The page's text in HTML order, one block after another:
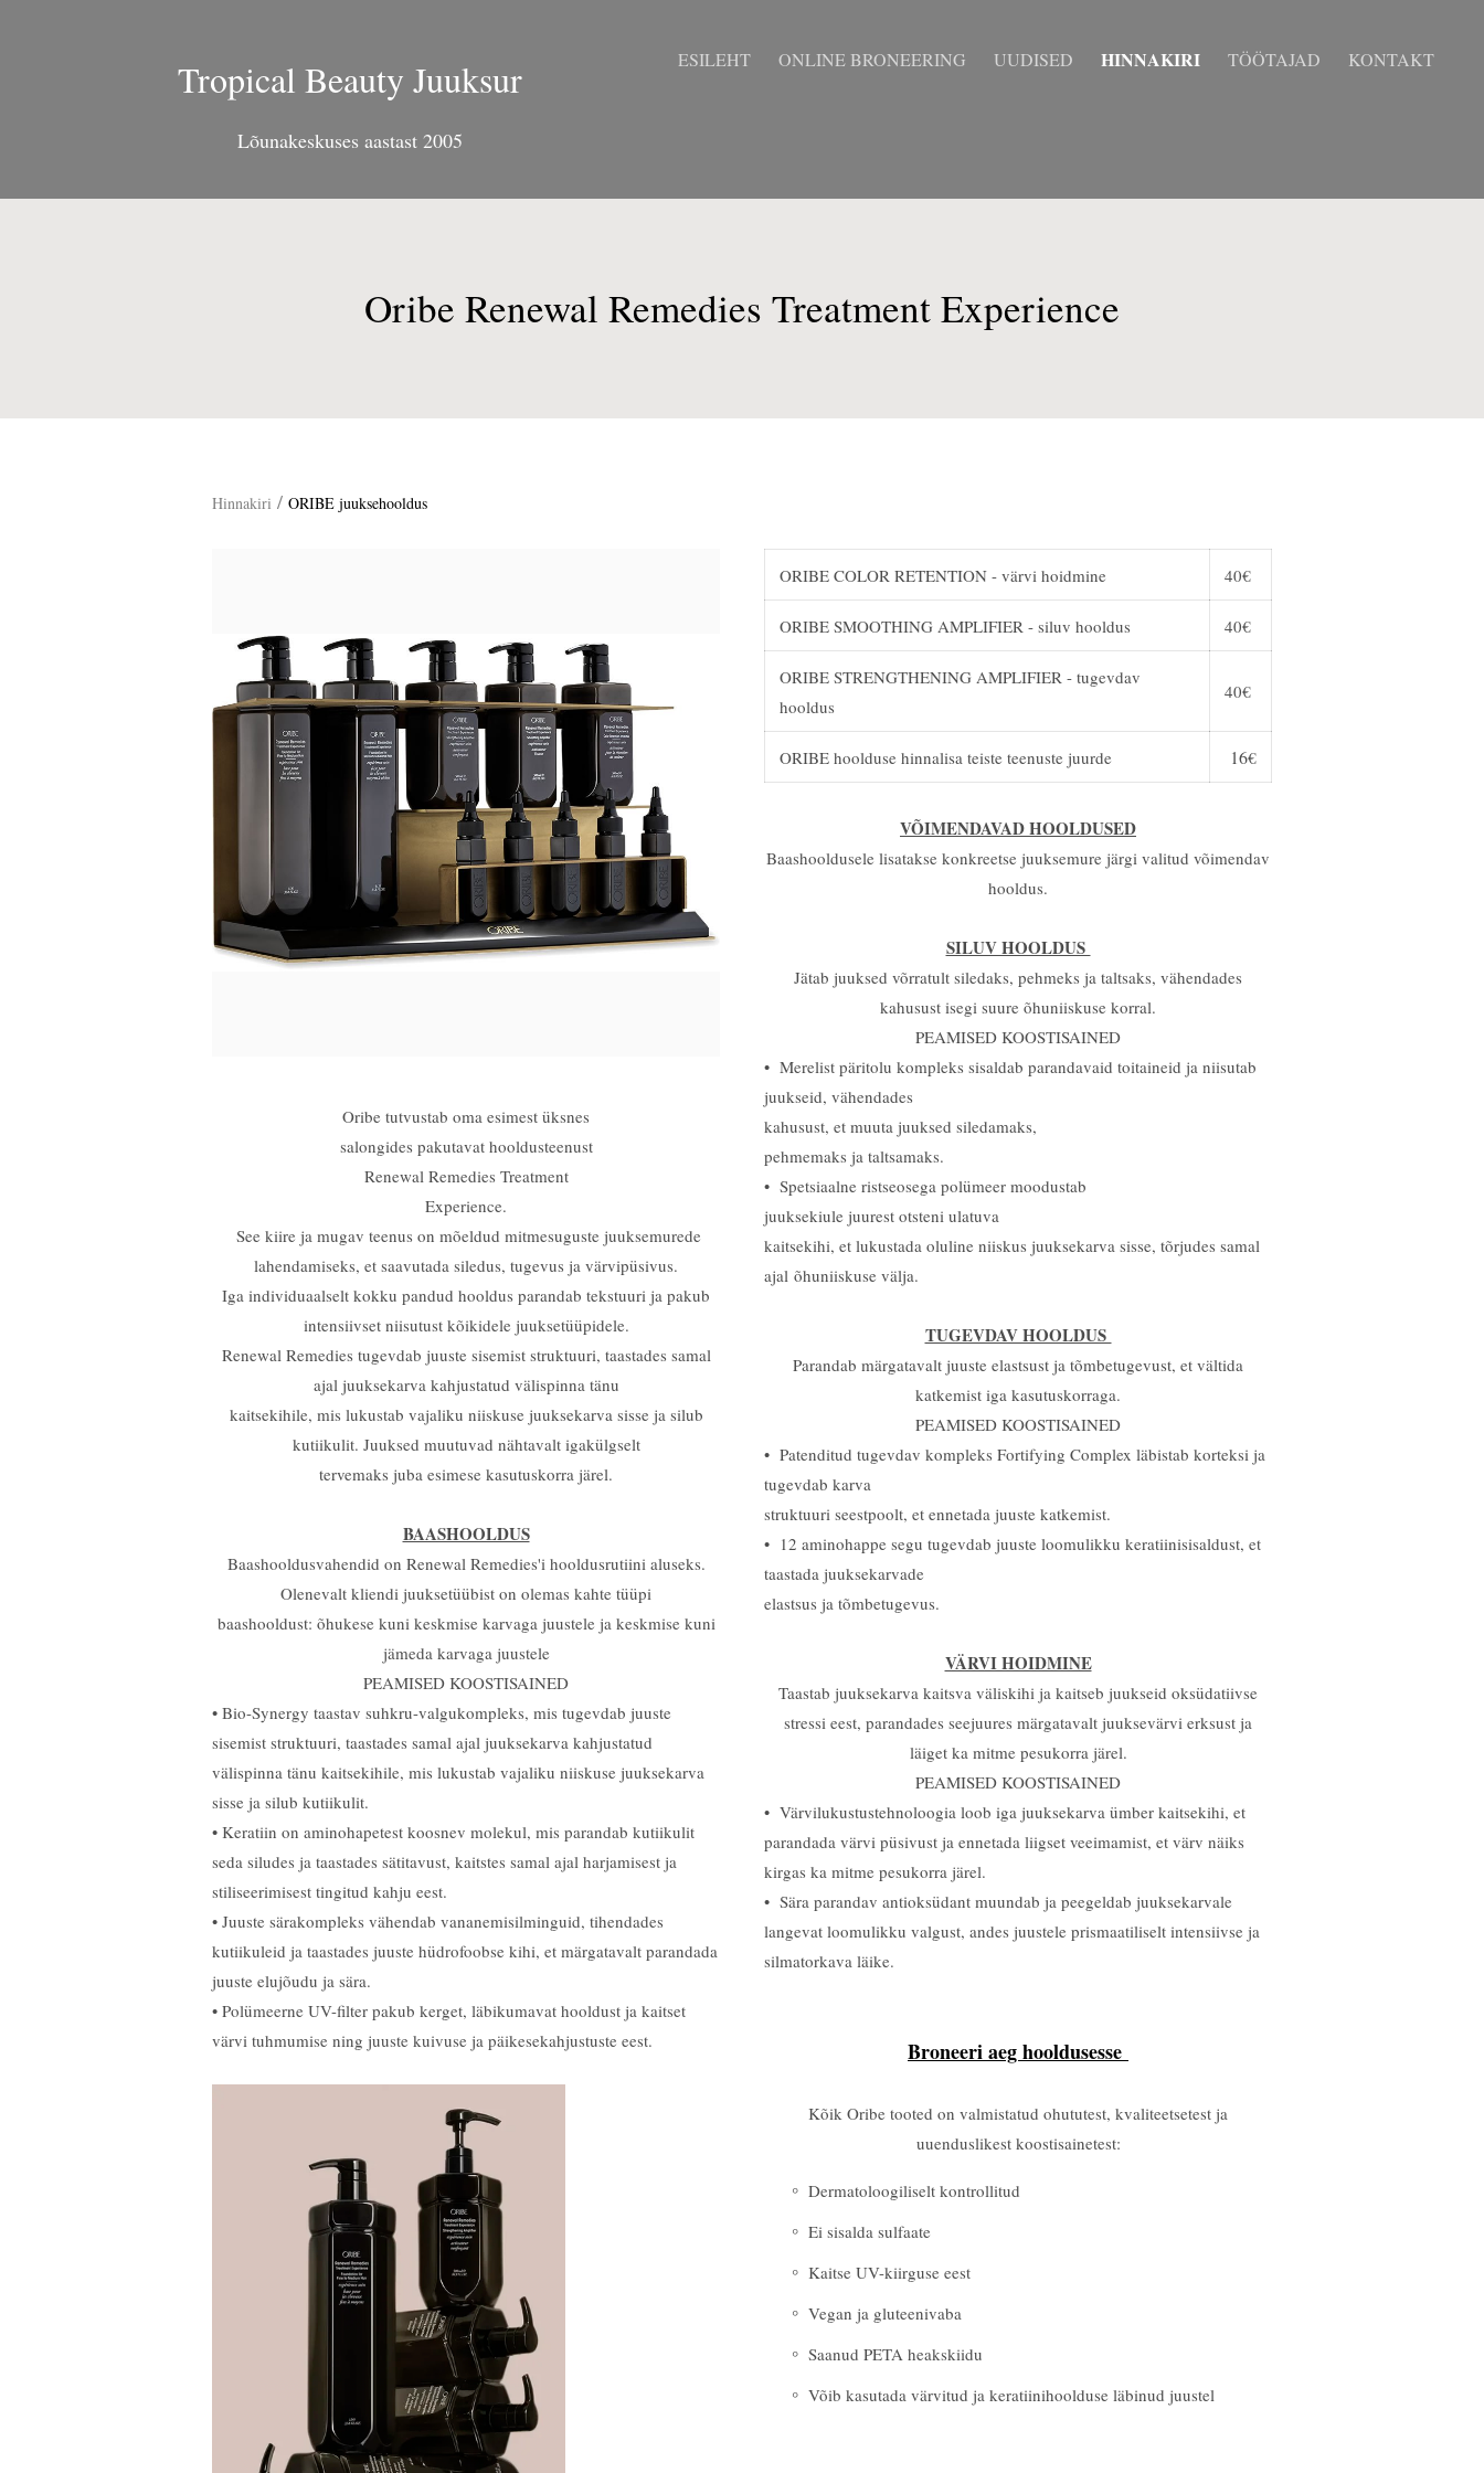
Tropical Beauty Juuksur
Lõunakeskuses aastast 2005
ESILEHT ONLINE BRONEERING UUDISED HINNAKIRI TÖÖTAJAD KONTAKT
Oribe Renewal Remedies Treatment Experience
Hinnakiri / ORIBE juuksehooldus
Oribe tutvustab oma esimest üksnes
salongides pakutavat hooldusteenust
Renewal Remedies Treatment
Experience.
See kiire ja mugav teenus on mõeldud mitmesuguste juuksemurede
lahendamiseks, et saavutada siledus, tugevus ja värvipüsivus.
Iga individuaalselt kokku pandud hooldus parandab tekstuuri ja pakub
intensiivset niisutust kõikidele juuksetüüpidele.
Renewal Remedies tugevdab juuste sisemist struktuuri, taastades samal
ajal juuksekarva kahjustatud välispinna tänu
kaitsekihile, mis lukustab vajaliku niiskuse juuksekarva sisse ja silub
kutiikulit. Juuksed muutuvad nähtavalt igakülgselt
tervemaks juba esimese kasutuskorra järel.
BAASHOOLDUS
Baashooldusvahendid on Renewal Remedies'i hooldusrutiini aluseks.
Olenevalt kliendi juuksetüübist on olemas kahte tüüpi
baashooldust: õhukese kuni keskmise karvaga juustele ja keskmise kuni
jämeda karvaga juustele
PEAMISED KOOSTISAINED
• Bio-Synergy taastav suhkru-valgukompleks, mis tugevdab juuste
sisemist struktuuri, taastades samal ajal juuksekarva kahjustatud
välispinna tänu kaitsekihile, mis lukustab vajaliku niiskuse juuksekarva
sisse ja silub kutiikulit.
• Keratiin on aminohapetest koosnev molekul, mis parandab kutiikulit
seda siludes ja taastades sätitavust, kaitstes samal ajal harjamisest ja
stiliseerimisest tingitud kahju eest.
• Juuste särakompleks vähendab vananemisilminguid, tihendades
kutiikuleid ja taastades juuste hüdrofoobse kihi, et märgatavalt parandada
juuste elujõudu ja sära.
• Polümeerne UV-filter pakub kerget, läbikumavat hooldust ja kaitset
värvi tuhmumise ning juuste kuivuse ja päikesekahjustuste eest.
ORIBE COLOR RETENTION - värvi hoidmine 40€
ORIBE SMOOTHING AMPLIFIER - siluv hooldus 40€
ORIBE STRENGTHENING AMPLIFIER - tugevdav
hooldus
40€
ORIBE hoolduse hinnalisa teiste teenuste juurde 16€
VÕIMENDAVAD HOOLDUSED
Baashooldusele lisatakse konkreetse juuksemure järgi valitud võimendav
hooldus.
SILUV HOOLDUS
Jätab juuksed võrratult siledaks, pehmeks ja taltsaks, vähendades
kahusust isegi suure õhuniiskuse korral.
PEAMISED KOOSTISAINED
• Merelist päritolu kompleks sisaldab parandavaid toitaineid ja niisutab
juukseid, vähendades
kahusust, et muuta juuksed siledamaks,
pehmemaks ja taltsamaks.
• Spetsiaalne ristseosega polümeer moodustab
juuksekiule juurest otsteni ulatuva
kaitsekihi, et lukustada oluline niiskus juuksekarva sisse, tõrjudes samal
ajal õhuniiskuse välja.
TUGEVDAV HOOLDUS
Parandab märgatavalt juuste elastsust ja tõmbetugevust, et vältida
katkemist iga kasutuskorraga.
PEAMISED KOOSTISAINED
• Patenditud tugevdav kompleks Fortifying Complex läbistab korteksi ja
tugevdab karva
struktuuri seestpoolt, et ennetada juuste katkemist.
• 12 aminohappe segu tugevdab juuste loomulikku keratiinisisaldust, et
taastada juuksekarvade
elastsus ja tõmbetugevus.
VÄRVI HOIDMINE
Taastab juuksekarva kaitsva väliskihi ja kaitseb juukseid oksüdatiivse
stressi eest, parandades seejuures märgatavalt juuksevärvi erksust ja
läiget ka mitme pesukorra järel.
PEAMISED KOOSTISAINED
• Värvilukustustehnoloogia loob iga juuksekarva ümber kaitsekihi, et
parandada värvi püsivust ja ennetada liigset veeimamist, et värv näiks
kirgas ka mitme pesukorra järel.
• Sära parandav antioksüdant muundab ja peegeldab juuksekarvale
langevat loomulikku valgust, andes juustele prismaatiliselt intensiivse ja
silmatorkava läike.
Broneeri aeg hooldusesse
Kõik Oribe tooted on valmistatud ohututest, kvaliteetsetest ja
uuenduslikest koostisainetest:
Dermatoloogiliselt kontrollitud
Ei sisalda sulfaate
Kaitse UV-kiirguse eest
Vegan ja gluteenivaba
Saanud PETA heakskiidu
Võib kasutada värvitud ja keratiinihoolduse läbinud juustel